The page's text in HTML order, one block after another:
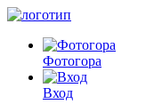
Фотогора
Вход